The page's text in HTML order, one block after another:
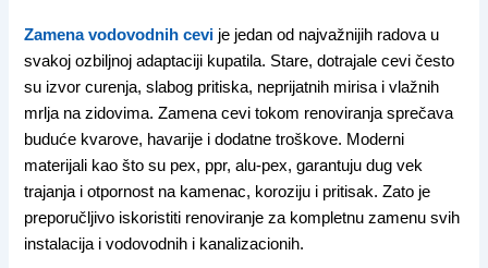
Zamena vodovodnih cevi je jedan od najvažnijih radova u
svakoj ozbiljnoj adaptaciji kupatila. Stare, dotrajale cevi često
su izvor curenja, slabog pritiska, neprijatnih mirisa i vlažnih
mrlja na zidovima. Zamena cevi tokom renoviranja sprečava
buduće kvarove, havarije i dodatne troškove. Moderni
materijali kao što su pex, ppr, alu-pex, garantuju dug vek
trajanja i otpornost na kamenac, koroziju i pritisak. Zato je
preporučljivo iskoristiti renoviranje za kompletnu zamenu svih
instalacija i vodovodnih i kanalizacionih.